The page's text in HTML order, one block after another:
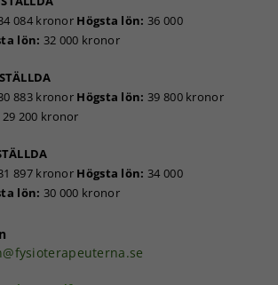
084 kronor Högsta lön: 36 000
lön: 32 000 kronor
883 kronor Högsta lön: 39 800 kronor
29 200 kronor
897 kronor Högsta lön: 34 000
lön: 30 000 kronor